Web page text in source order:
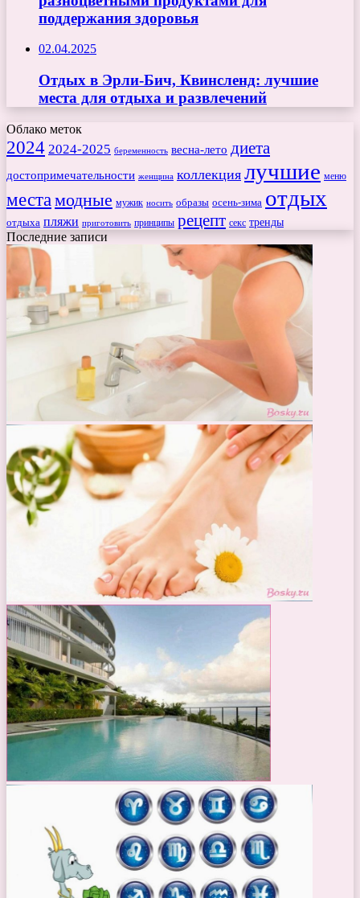
поддержания здоровья
02.04.2025
Отдых в Эрли-Бич, Квинсленд: лучшие
места для отдыха и развлечений
Облако меток
2024 2024-2025 беременность весна-лето диета
достопримечательности женщина коллекция лучшие меню
места модные мужик носить образы осень-зима отдых
отдыха пляжи приготовить принципы рецепт секс тренды
Последние записи